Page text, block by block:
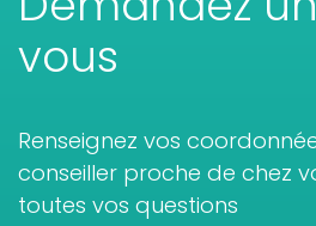
vous
Renseignez vos
conseiller proche de chez
toutes vos questions